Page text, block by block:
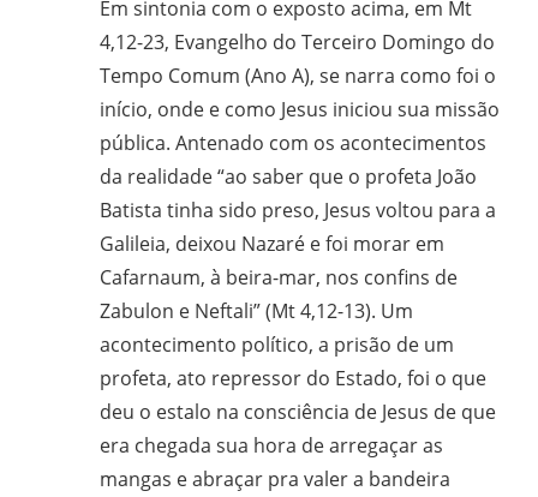
Em sintonia com o exposto acima, em Mt
4,12-23, Evangelho do Terceiro Domingo do
Tempo Comum (Ano A), se narra como foi o
início, onde e como Jesus iniciou sua missão
pública. Antenado com os acontecimentos
da realidade “ao saber que o profeta João
Batista tinha sido preso, Jesus voltou para a
Galileia, deixou Nazaré e foi morar em
Cafarnaum, à beira-mar, nos confins de
Zabulon e Neftali” (Mt 4,12-13). Um
acontecimento político, a prisão de um
profeta, ato repressor do Estado, foi o que
deu o estalo na consciência de Jesus de que
era chegada sua hora de arregaçar as
mangas e abraçar pra valer a bandeira